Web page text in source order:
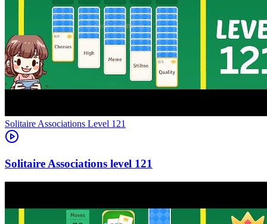
Level 121
121